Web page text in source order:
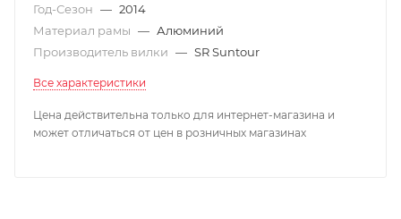
Год-Сезон — 2014
Материал рамы — Алюминий
Производитель вилки — SR Suntour
Все характеристики
Цена действительна только для интернет-магазина и
может отличаться от цен в розничных магазинах